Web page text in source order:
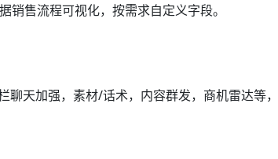
售流程可视化，按需求自定义字段。
天加强，素材/话术，内容群发，商机雷达等